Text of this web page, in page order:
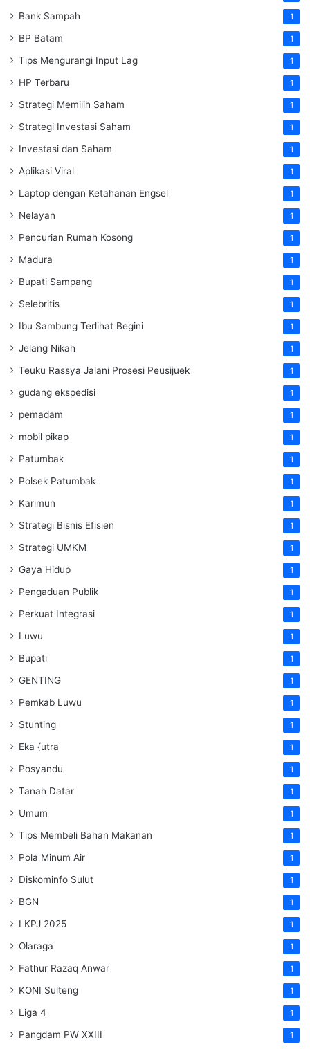
Bank Sampah 1
BP Batam 1
Tips Mengurangi Input Lag 1
HP Terbaru 1
Strategi Memilih Saham 1
Strategi Investasi Saham 1
Investasi dan Saham 1
Aplikasi Viral 1
Laptop dengan Ketahanan Engsel 1
Nelayan 1
Pencurian Rumah Kosong 1
Madura 1
Bupati Sampang 1
Selebritis 1
Ibu Sambung Terlihat Begini 1
Jelang Nikah 1
Teuku Rassya Jalani Prosesi Peusijuek 1
gudang ekspedisi 1
pemadam 1
mobil pikap 1
Patumbak 1
Polsek Patumbak 1
Karimun 1
Strategi Bisnis Efisien 1
Strategi UMKM 1
Gaya Hidup 1
Pengaduan Publik 1
Perkuat Integrasi 1
Luwu 1
Bupati 1
GENTING 1
Pemkab Luwu 1
Stunting 1
Eka {utra 1
Posyandu 1
Tanah Datar 1
Umum 1
Tips Membeli Bahan Makanan 1
Pola Minum Air 1
Diskominfo Sulut 1
BGN 1
LKPJ 2025 1
Olaraga 1
Fathur Razaq Anwar 1
KONI Sulteng 1
Liga 4 1
Pangdam PW XXIII 1